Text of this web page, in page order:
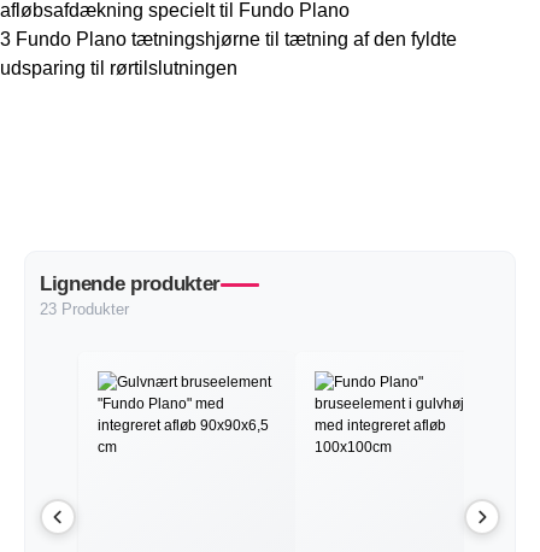
afløbsafdækning specielt til Fundo Plano
3 Fundo Plano tætningshjørne til tætning af den fyldte
udsparing til rørtilslutningen
Lignende produkter
23 Produkter